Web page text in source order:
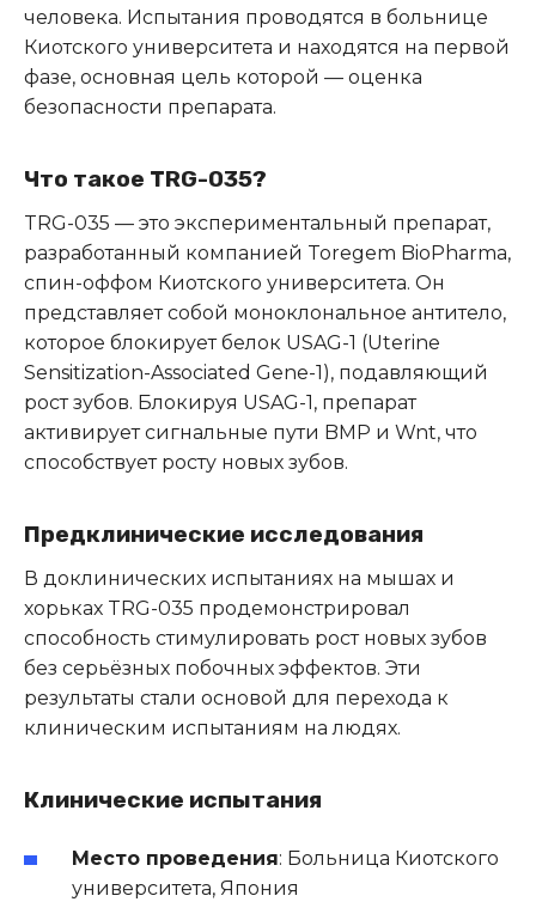
человека. Испытания проводятся в больнице
Киотского университета и находятся на первой
фазе, основная цель которой — оценка
безопасности препарата.
Что такое TRG-035?
TRG-035 — это экспериментальный препарат,
разработанный компанией Toregem BioPharma,
спин-оффом Киотского университета. Он
представляет собой моноклональное антитело,
которое блокирует белок USAG-1 (Uterine
Sensitization-Associated Gene-1), подавляющий
рост зубов. Блокируя USAG-1, препарат
активирует сигнальные пути BMP и Wnt, что
способствует росту новых зубов.
Предклинические исследования
В доклинических испытаниях на мышах и
хорьках TRG-035 продемонстрировал
способность стимулировать рост новых зубов
без серьёзных побочных эффектов. Эти
результаты стали основой для перехода к
клиническим испытаниям на людях.
Клинические испытания
Место проведения: Больница Киотского
университета, Япония